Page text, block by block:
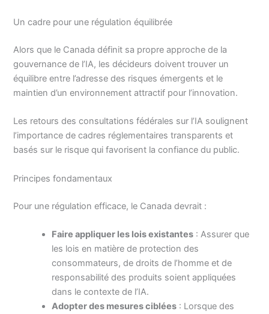
Un cadre pour une régulation équilibrée
Alors que le Canada définit sa propre approche de la
gouvernance de l’IA, les décideurs doivent trouver un
équilibre entre l’adresse des risques émergents et le
maintien d’un environnement attractif pour l’innovation.
Les retours des consultations fédérales sur l’IA soulignent
l’importance de cadres réglementaires transparents et
basés sur le risque qui favorisent la confiance du public.
Principes fondamentaux
Pour une régulation efficace, le Canada devrait :
Faire appliquer les lois existantes : Assurer que
les lois en matière de protection des
consommateurs, de droits de l’homme et de
responsabilité des produits soient appliquées
dans le contexte de l’IA.
Adopter des mesures ciblées : Lorsque des